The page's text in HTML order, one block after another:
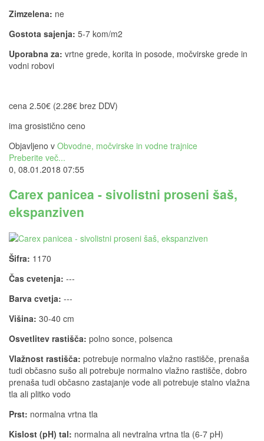
Zimzelena: ne
Gostota sajenja: 5-7 kom/m2
Uporabna za: vrtne grede, korita in posode, močvirske grede in
vodni robovi
cena 2.50€ (2.28€ brez DDV)
ima grosistično ceno
Objavljeno v Obvodne, močvirske in vodne trajnice
Preberite več...
0, 08.01.2018 07:55
Carex panicea - sivolistni proseni šaš,
ekspanziven
Šifra: 1170
Čas cvetenja: ---
Barva cvetja: ---
Višina: 30-40 cm
Osvetlitev rastišča: polno sonce, polsenca
Vlažnost rastišča: potrebuje normalno vlažno rastišče, prenaša
tudi občasno sušo ali potrebuje normalno vlažno rastišče, dobro
prenaša tudi občasno zastajanje vode ali potrebuje stalno vlažna
tla ali plitko vodo
Prst: normalna vrtna tla
Kislost (pH) tal: normalna ali nevtralna vrtna tla (6-7 pH)